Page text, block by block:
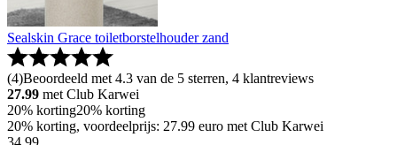
Sealskin Grace toiletborstelhouder zand
(4)Beoordeeld met 4.3 van de 5 sterren, 4 klantreviews
27.99 met Club Karwei
20% korting20% korting
20% korting, voordeelprijs: 27.99 euro met Club Karwei